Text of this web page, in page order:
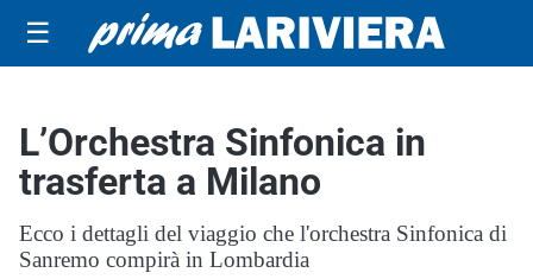
☰
L’Orchestra Sinfonica in
trasferta a Milano
Ecco i dettagli del viaggio che l'orchestra Sinfonica di
Sanremo compirà in Lombardia